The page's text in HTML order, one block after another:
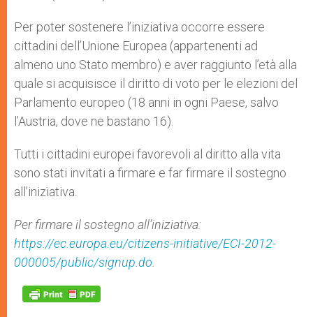
Per poter sostenere l’iniziativa occorre essere
cittadini dell’Unione Europea (appartenenti ad
almeno uno Stato membro) e aver raggiunto l’età alla
quale si acquisisce il diritto di voto per le elezioni del
Parlamento europeo (18 anni in ogni Paese, salvo
l’Austria, dove ne bastano 16).
Tutti i cittadini europei favorevoli al diritto alla vita
sono stati invitati a firmare e far firmare il sostegno
all’iniziativa.
Per firmare il sostegno all’iniziativa:
https://ec.europa.eu/citizens-initiative/ECI-2012-
000005/public/signup.do